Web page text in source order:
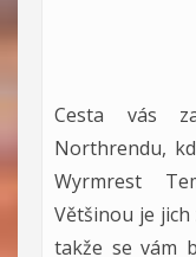
Cesta vás
Northrendu,
Wyrmrest
Většinou je
takže se vám